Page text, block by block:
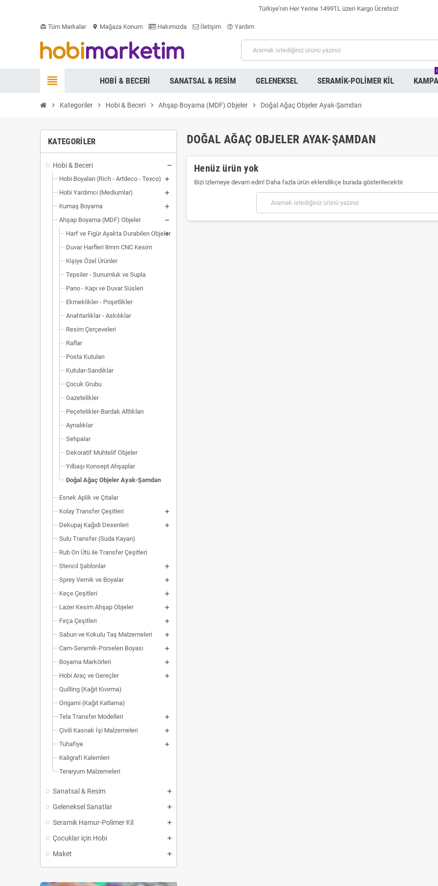
Türkiye'nin Her Yerine 1499TL üzeri Kargo Ücretsiz!
card_giftcard Tüm Markalar location_on Mağaza Konum Hakımızda İletişim help_outline Yardım
view_headline HOBI & BECERI SANATSAL & RESIM GELENEKSEL SERAMIK-POLIMER KIL
chevron_right Kategoriler chevron_right Hobi & Beceri chevron_right Ahşap Boyama (MDF) Objeler chevron_right Doğal Ağaç Objeler Ayak-Şamdan
KATEGORILER
Hobi & Beceri
Hobi Boyaları (Rich - Artdeco - Texco)
Hobi Yardımcı (Mediumlar)
Kumaş Boyama
Ahşap Boyama (MDF) Objeler
Harf ve Figür Ayakta Durabilen Objeler
Duvar Harfleri 8mm CNC Kesim
Kişiye Özel Ürünler
Tepsiler - Sunumluk ve Supla
Pano - Kapı ve Duvar Süsleri
Ekmeklikler - Poşetlikler
Anahtarlıklar - Askılıklar
Resim Çerçeveleri
Raflar
Posta Kutuları
Kutular-Sandıklar
Çocuk Grubu
Gazetelikler
Peçetelikler-Bardak Altlıkları
Aynalıklar
Sehpalar
Dekoratif Muhtelif Objeler
Yılbaşı Konsept Ahşaplar
Doğal Ağaç Objeler Ayak-Şamdan
Esnek Aplik ve Çıtalar
Kolay Transfer Çeşitleri
Dekupaj Kağıdı Desenleri
Sulu Transfer (Suda Kayan)
Rub On Ütü ile Transfer Çeşitleri
Stencil Şablonlar
Sprey Vernik ve Boyalar
Keçe Çeşitleri
Lazer Kesim Ahşap Objeler
Fırça Çeşitleri
Sabun ve Kokulu Taş Malzemeleri
Cam-Seramik-Porselen Boyası
Boyama Markörleri
Hobi Araç ve Gereçler
Quilling (Kağıt Kıvırma)
Origami (Kağıt Katlama)
Tela Transfer Modelleri
Çivili Kasnak İşi Malzemeleri
Tuhafiye
Kaligrafi Kalemleri
Teraryum Malzemeleri
Sanatsal & Resim
Geleneksel Sanatlar
Seramik Hamur-Polimer Kil
Çocuklar için Hobi
Maket
DOĞAL AĞAÇ OBJELER AYAK-ŞAMDAN
Henüz ürün yok
Bizi izlemeye devam edin! Daha fazla ürün eklendikçe burada gösterilecektir.